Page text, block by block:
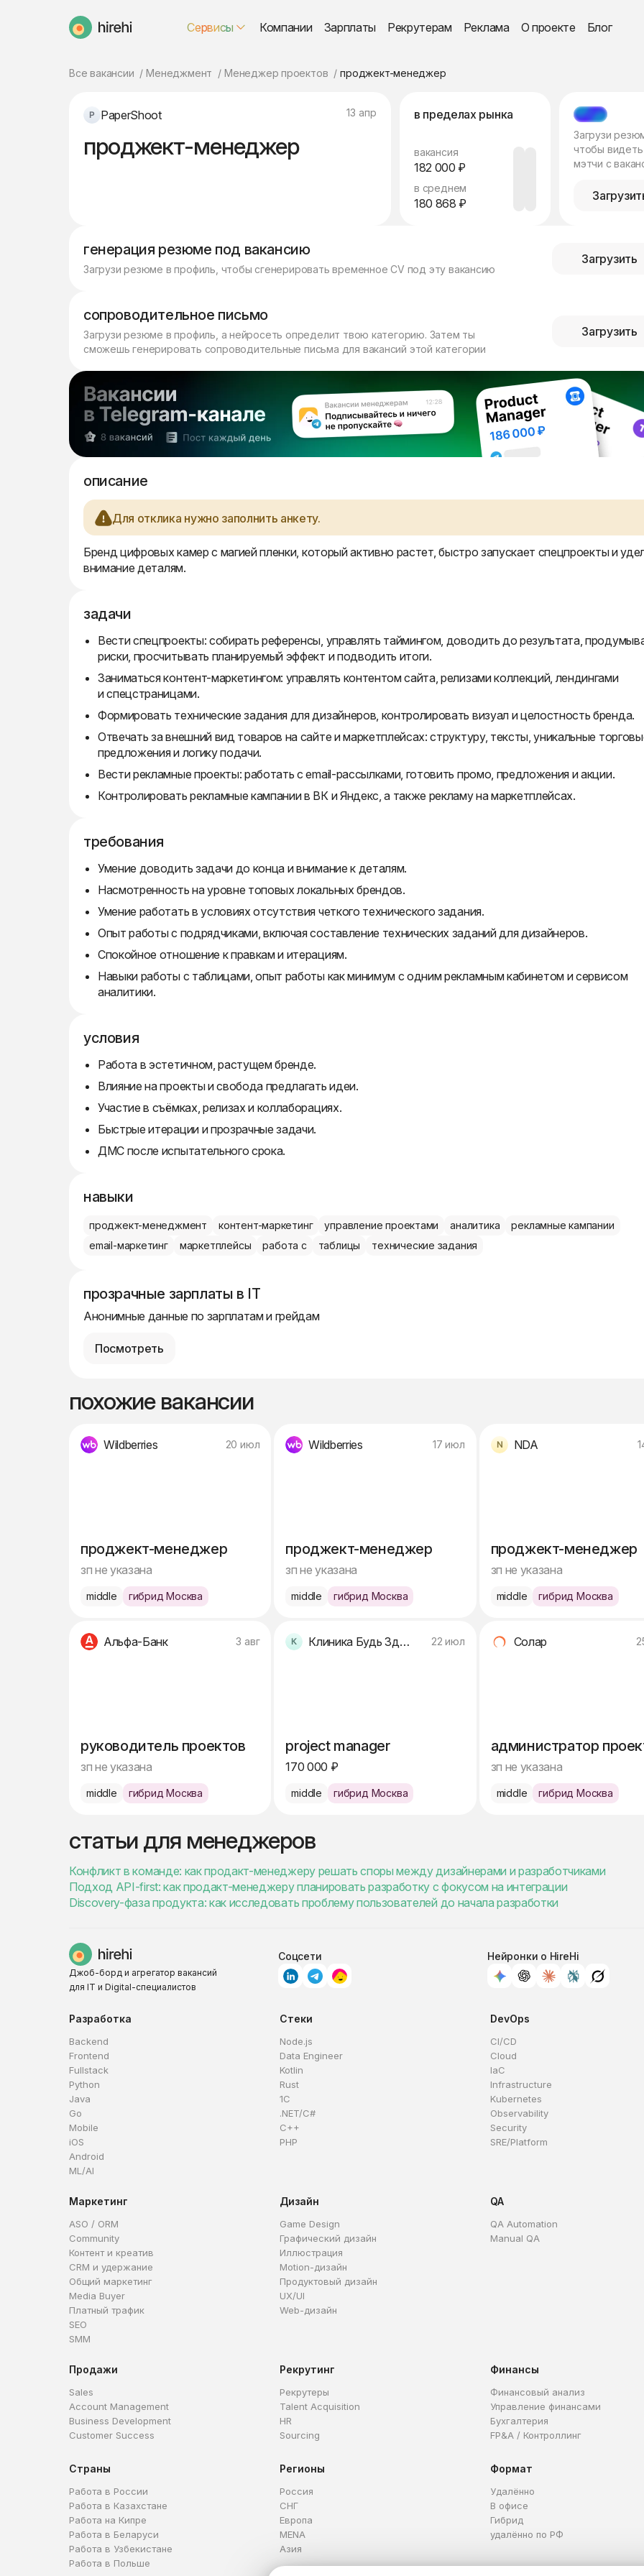
HireHi Сервисы Компании Зарплаты Рекрутерам Реклама О проекте Блог
Все вакансии Менеджмент Менеджер проектов проджект-менеджер
PaperShoot 13 апр
проджект-менеджер
в пределах рынка
вакансия
182 000 ₽
в среднем
180 868 ₽
МЭТЧ
Загрузи
чтобы видеть
мэтчи с
генерация резюме под вакансию
Загрузи резюме в профиль, чтобы сгенерировать временное CV под эту вакансию
Загрузить
сопроводительное письмо
Загрузи резюме в профиль, а нейросеть определит твою категорию. Затем ты
сможешь генерировать сопроводительные письма для вакансий этой категории
Загрузить
описание
Для отклика нужно заполнить анкету.
Бренд цифровых камер с магией пленки, который активно растет, быстро запускает спецпроекты и
внимание деталям.
задачи
Вести спецпроекты: собирать референсы, управлять таймингом, доводить до результата,
риски, просчитывать планируемый эффект и подводить итоги.
Заниматься контент-маркетингом: управлять контентом сайта, релизами коллекций, лендингами
и спецстраницами.
Формировать технические задания для дизайнеров, контролировать визуал и целостность бренда.
Отвечать за внешний вид товаров на сайте и маркетплейсах: структуру, тексты, уникальные
предложения и логику подачи.
Вести рекламные проекты: работать с email-рассылками, готовить промо, предложения и акции.
Контролировать рекламные кампании в ВК и Яндекс, а также рекламу на маркетплейсах.
требования
Умение доводить задачи до конца и внимание к деталям.
Насмотренность на уровне топовых локальных брендов.
Умение работать в условиях отсутствия четкого технического задания.
Опыт работы с подрядчиками, включая составление технических заданий для дизайнеров.
Спокойное отношение к правкам и итерациям.
Навыки работы с таблицами, опыт работы как минимум с одним рекламным кабинетом и сервисом
аналитики.
условия
Работа в эстетичном, растущем бренде.
Влияние на проекты и свобода предлагать идеи.
Участие в съёмках, релизах и коллаборациях.
Быстрые итерации и прозрачные задачи.
ДМС после испытательного срока.
навыки
проджект-менеджмент контент-маркетинг управление проектами аналитика
рекламные кампании
email-маркетинг
маркетплейсы работа с таблицы технические задания
прозрачные зарплаты в IT
Анонимные данные по зарплатам и грейдам
Посмотреть
похожие вакансии
Wildberries 20 июл
проджект-менеджер
зп не указана
middle гибрид Москва
Wildberries 17 июл
проджект-менеджер
зп не указана
middle гибрид Москва
NDA
проджект-менеджер
зп не указана
middle гибрид Москва
Альфа-Банк 3 авг
руководитель проектов
зп не указана
middle гибрид Москва
Клиника Будь Здоров 22 июл
project manager
170 000 ₽
middle гибрид Москва
Солар
администратор
зп не указана
middle гибрид Москва
статьи для менеджеров
Конфликт в команде: как продакт-менеджеру решать споры между дизайнерами и разработчиками
Подход API-first: как продакт-менеджеру планировать разработку с фокусом на интеграции
Discovery-фаза продукта: как исследовать проблему пользователей до начала разработки
Джоб-борд и агрегатор вакансий
для IT и Digital-специалистов
Соцсети Нейронки о HireHi
Разработка
Backend
Frontend
Fullstack
Python
Java
Go
Mobile
iOS
Android
ML/AI
Стеки
Node.js
Data Engineer
Kotlin
Rust
1C
.NET/C#
C++
PHP
DevOps
CI/CD
Cloud
IaC
Infrastructure
Kubernetes
Observability
Security
SRE/Platform
Маркетинг
ASO / ORM
Community
Контент и креатив
CRM и удержание
Общий маркетинг
Media Buyer
Платный трафик
SEO
SMM
Дизайн
Game Design
Графический дизайн
Иллюстрация
Motion-дизайн
Продуктовый дизайн
UX/UI
Web-дизайн
QA
QA Automation
Manual QA
Продажи
Sales
Account Management
Business Development
Customer Success
Рекрутинг
Рекрутеры
Talent Acquisition
HR
Sourcing
Финансы
Финансовый анализ
Управление финансами
Бухгалтерия
FP&A / Контроллинг
Страны
Работа в России
Работа в Казахстане
Работа на Кипре
Работа в Беларуси
Работа в Узбекистане
Работа в Польше
Регионы
Россия
СНГ
Европа
MENA
Азия
Формат
Удалённо
В офисе
Гибрид
удалённо по РФ